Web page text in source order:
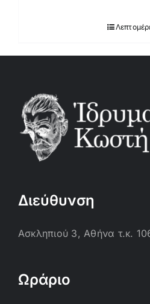
Διεύθυνση
Ασκληπιού 3, Αθήνα τ.κ.
Ωράριο